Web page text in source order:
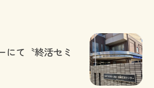
にて〝終活セミ